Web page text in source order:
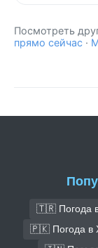
Посмотреть
прямо сейчас ·
🇹🇷 Погода в
🇵🇰 Погода в